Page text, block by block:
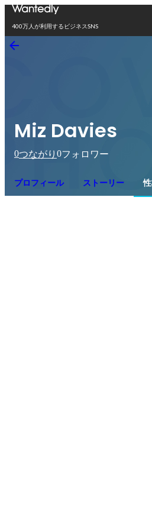
400万人が利用するビジネスSNS
Miz Davies
0つながり 0フォロワー
プロフィール ストーリー